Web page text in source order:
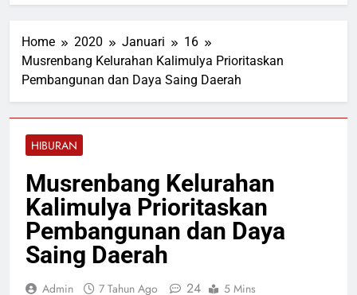
Home 2020 Januari
16
Musrenbang Kelurahan Kalimulya Prioritaskan
Pembangunan dan Daya Saing Daerah
HIBURAN
Musrenbang Kelurahan
Kalimulya Prioritaskan
Pembangunan dan Daya
Saing Daerah
Admin 7 Tahun Ago 24 5 Mins